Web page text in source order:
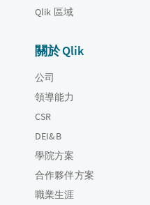
Qlik 區域
關於 Qlik
公司
領導能力
CSR
DEI&B
學院方案
合作夥伴方案
職業生涯